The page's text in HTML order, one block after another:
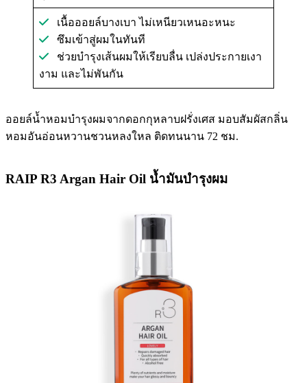
เนื้อออยล์บางเบา ไม่เหนียวเหนอะหนะ
ซึมเข้าสู่ผมในทันที
ช่วยบำรุงเส้นผมให้เรียบลื่น เปล่งประกายเงา
งาม และไม่พันกัน
ออยล์น้ำหอมบำรุงผมจากดอกกุหลาบฝรั่งเศส มอบสัมผัสกลิ่น
หอมอันอ่อนหวานชวนหลงใหล ติดทนนาน 72 ชม.
RAIP R3 Argan Hair Oil น้ำมันบำรุงผม